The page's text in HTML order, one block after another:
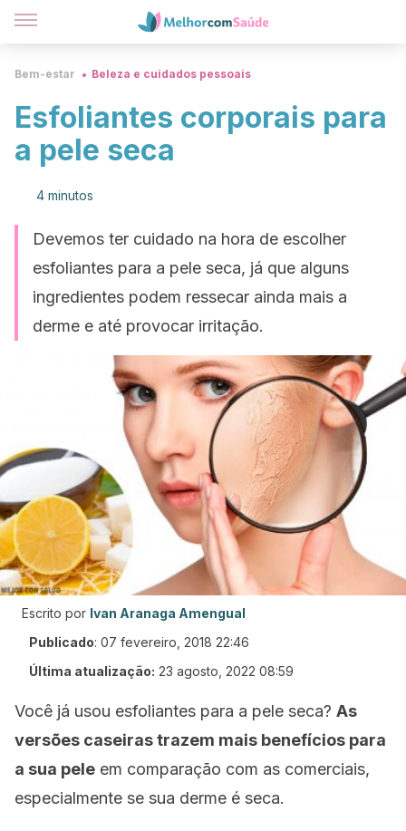
Bem-estar Beleza e cuidados pessoais
Esfoliantes corporais para
a pele seca
4 minutos
Devemos ter cuidado na hora de escolher
esfoliantes para a pele seca, já que alguns
ingredientes podem ressecar ainda mais a
derme e até provocar irritação.
Escrito por Ivan Aranaga Amengual
Publicado: 07 fevereiro, 2018 22:46
Última atualização: 23 agosto, 2022 08:59
Você já usou esfoliantes para a pele seca? As
versões caseiras trazem mais benefícios para
a sua pele em comparação com as comerciais,
especialmente se sua derme é seca.